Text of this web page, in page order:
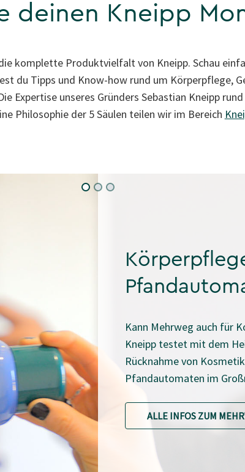
deinen Kneipp
komplette Produktvielfalt von Kneipp. Schau
du Tipps und Know-how rund um Körperpflege,
Expertise unseres Gründers Sebastian Kneipp
Philosophie der 5 Säulen teilen wir im Bereich
Kann Mehrweg auch für
Kneipp testet mit dem
Rücknahme von
Pfandautomaten im
ALLE INFOS ZUM